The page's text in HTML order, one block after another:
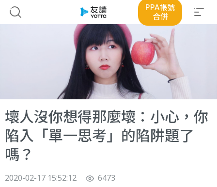
PPA帳號
合併
壞人沒你想得那麼壞：小心，你
陷入「單一思考」的陷阱題了
嗎？
2020-02-17 15:52:12 6473